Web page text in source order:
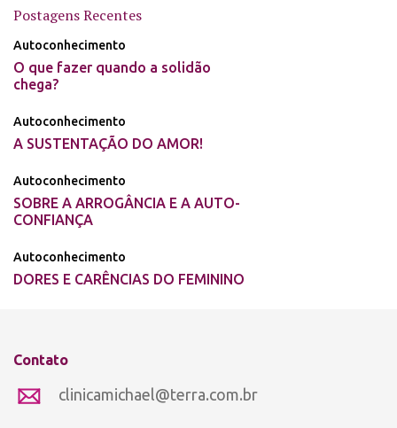
Postagens Recentes
Autoconhecimento
O que fazer quando a solidão
chega?
Autoconhecimento
A SUSTENTAÇÃO DO AMOR!
Autoconhecimento
SOBRE A ARROGÂNCIA E A AUTO-
CONFIANÇA
Autoconhecimento
DORES E CARÊNCIAS DO FEMININO
Contato
clinicamichael@terra.com.br